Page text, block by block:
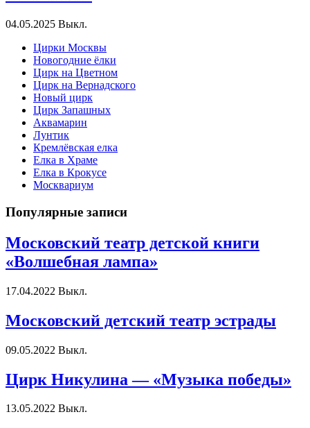
04.05.2025 Выкл.
Цирки Москвы
Новогодние ёлки
Цирк на Цветном
Цирк на Вернадского
Новый цирк
Цирк Запашных
Аквамарин
Лунтик
Кремлёвская елка
Елка в Храме
Елка в Крокусе
Москвариум
Популярные записи
Московский театр детской книги
«Волшебная лампа»
17.04.2022 Выкл.
Московский детский театр эстрады
09.05.2022 Выкл.
Цирк Никулина — «Музыка победы»
13.05.2022 Выкл.